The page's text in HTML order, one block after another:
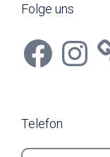
Folge uns
FacebookInstagram
Telefon